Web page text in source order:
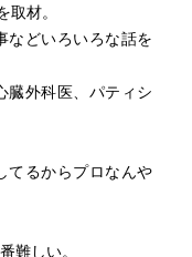
取材。
などいろいろな話を
臓外科医、パティシ
てるからプロなんや
難しい。